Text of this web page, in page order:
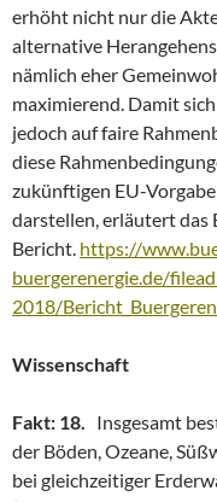
erhöht nicht nur die
alternative
nämlich eher
maximierend. Damit
jedoch auf faire
diese
zukünftigen EU-
darstellen, erläutert das
Bericht. https://
buergerenergie.de/
2018/
Wissenschaft
Fakt: 18. Insgesamt
der Böden, Ozeane,
bei gleichzeitiger